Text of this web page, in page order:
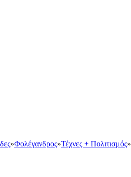
»Φολέγανδρος»Τέχνες + Πολιτισμός»